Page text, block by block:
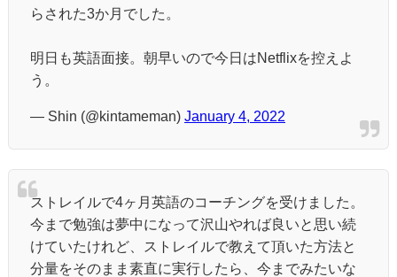
らされた3か月でした。
明日も英語面接。朝早いので今日はNetflixを控えよ
う。
— Shin (@kintameman) January 4, 2022
ストレイルで4ヶ月英語のコーチングを受けました。
今まで勉強は夢中になって沢山やれば良いと思い続
けていたけれど、ストレイルで教えて頂いた方法と
分量をそのまま素直に実行したら、今までみたいな